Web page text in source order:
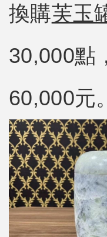
換購芙玉
30,000點
60,000元。